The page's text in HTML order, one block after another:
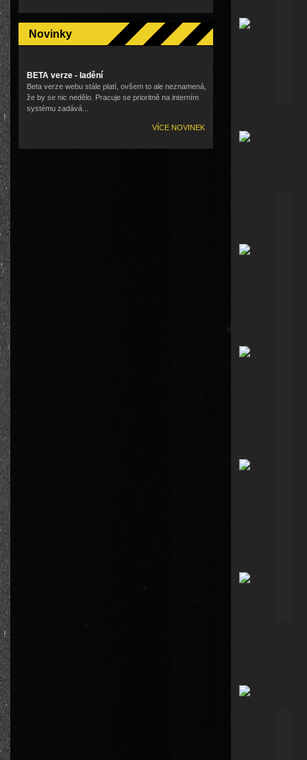
Novinky
BETA verze - ladění
Beta verze webu stále platí, ovšem to ale neznamená,
že by se nic nedělo. Pracuje se prioritně na interním
systému zadává...
VÍCE NOVINEK